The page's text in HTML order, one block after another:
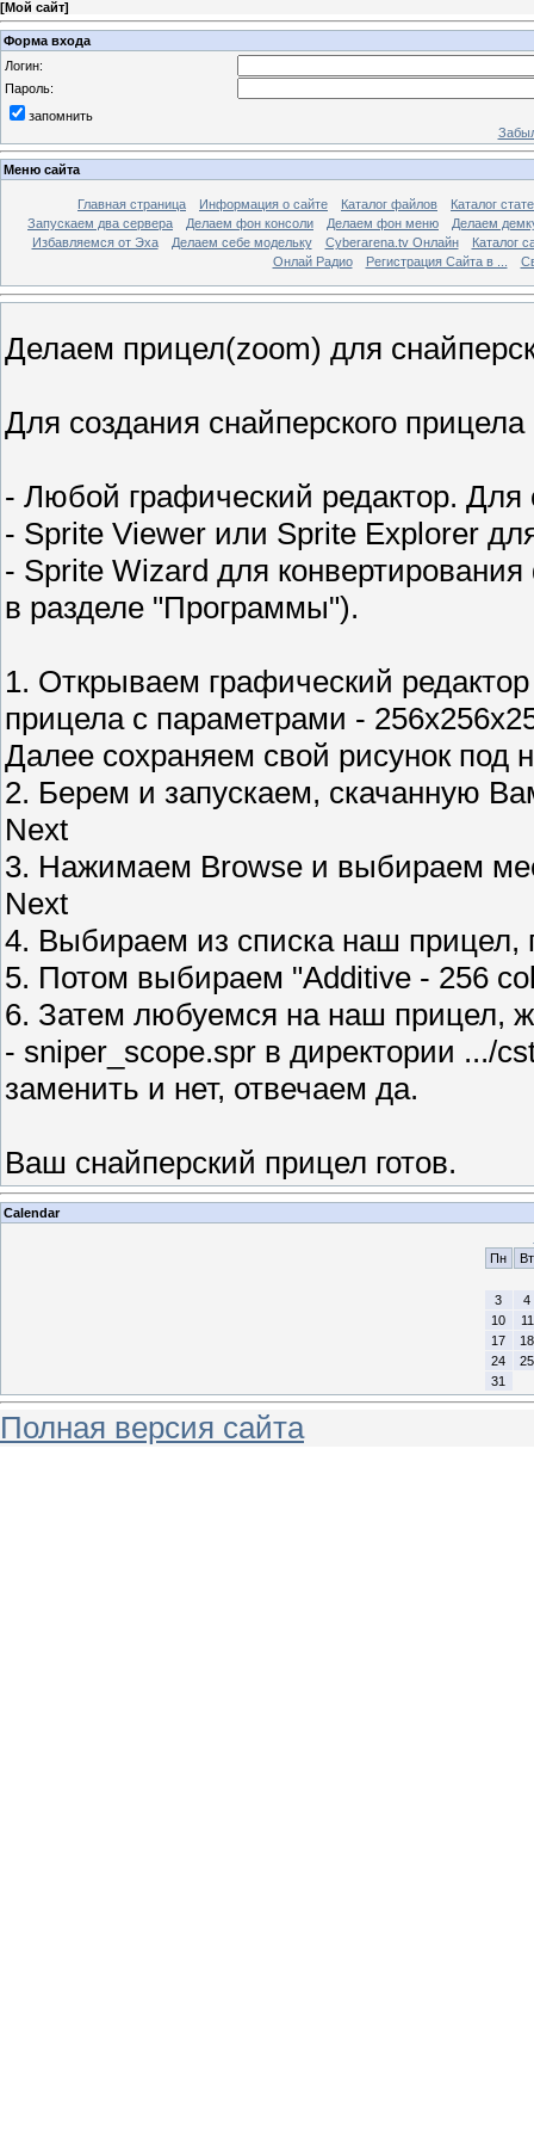
[Мой сайт]
Форма входа
Логин:
Пароль:
запомнить
Меню сайта
Главная страница Информация о сайте Каталог файлов
Каталог
Запускаем два сервера
Делаем фон консоли Делаем фон меню
Делаем
Избавляемся от Эха
Делаем себе модельку Cyberarena.tv Онлайн
Каталог
Онлай Радио
Регистрация Сайта в ...
Делаем прицел(zoom) для
Для создания снайперского
- Любой графический редактор.
- Sprite Viewer или Sprite Explorer
- Sprite Wizard для
в разделе "Программы").
1. Открываем графический
прицела с параметрами -
Далее сохраняем свой рисунок под
2. Берем и запускаем, скачанную
Next
3. Нажимаем Browse и выбираем
Next
4. Выбираем из списка наш прицел,
5. Потом выбираем "Additive - 256
6. Затем любуемся на наш прицел,
- sniper_scope.spr в директории .../
заменить и нет, отвечаем да.
Ваш снайперский прицел готов.
Calendar
Пн
Вт
3
4
10
11
17
18
24
25
31
Полная версия сайта